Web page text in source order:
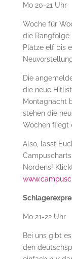
Mo 20-21 Uhr
Woche für
die Rangfolge
Plätze elf bis
Die
die neue
Montagnacht
stehen die
Wochen fliegt
Also, lasst
Nordens!
Mo 21-22 Uhr
Bei uns gibt
den